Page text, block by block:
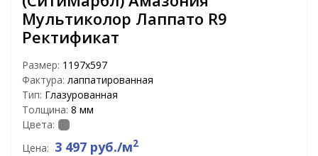
Мультиколор Лаппато R9
Ректификат
Размер: 1197х597
Фактура: лаппатированная
Тип: Глазурованная
Толщина: 8 мм
Цвета:
Цена: 3 497 руб./м2